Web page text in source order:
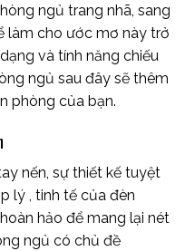
ngủ trang nhã, sang
làm cho ước mơ này trở
và tính năng chiếu
ngủ sau đây sẽ thêm
phòng của bạn.
nến, sự thiết kế tuyệt
lý , tinh tế của đèn
hảo để mang lại nét
ngủ có chủ đề